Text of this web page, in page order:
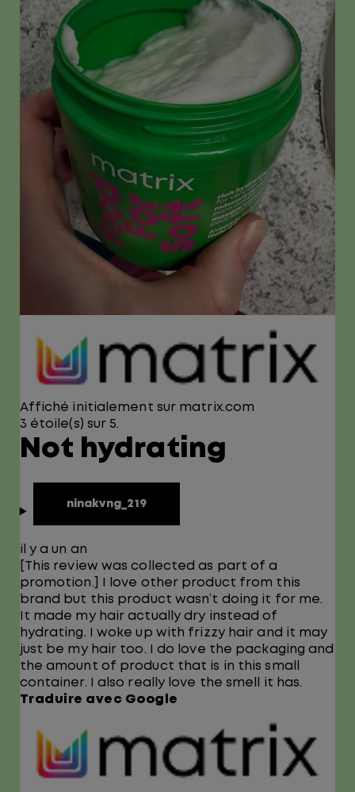
Affiché initialement sur matrix.com
3 étoile(s) sur 5.
Not hydrating
ninakvng_219
il y a un an
[This review was collected as part of a
promotion.] I love other product from this
brand but this product wasn’t doing it for me.
It made my hair actually dry instead of
hydrating. I woke up with frizzy hair and it may
just be my hair too. I do love the packaging and
the amount of product that is in this small
container. I also really love the smell it has.
Traduire avec Google